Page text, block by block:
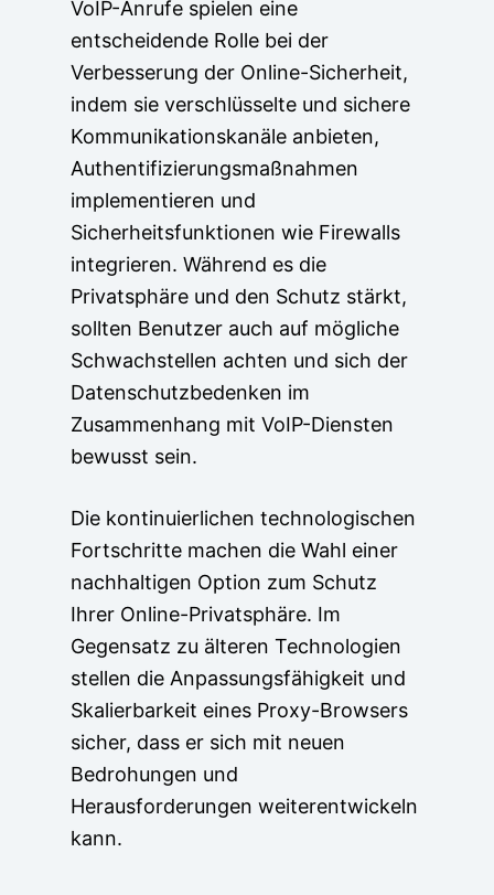
VoIP-Anrufe spielen eine
entscheidende Rolle bei der
Verbesserung der Online-Sicherheit,
indem sie verschlüsselte und sichere
Kommunikationskanäle anbieten,
Authentifizierungsmaßnahmen
implementieren und
Sicherheitsfunktionen wie Firewalls
integrieren. Während es die
Privatsphäre und den Schutz stärkt,
sollten Benutzer auch auf mögliche
Schwachstellen achten und sich der
Datenschutzbedenken im
Zusammenhang mit VoIP-Diensten
bewusst sein.
Die kontinuierlichen technologischen
Fortschritte machen die Wahl einer
nachhaltigen Option zum Schutz
Ihrer Online-Privatsphäre. Im
Gegensatz zu älteren Technologien
stellen die Anpassungsfähigkeit und
Skalierbarkeit eines Proxy-Browsers
sicher, dass er sich mit neuen
Bedrohungen und
Herausforderungen weiterentwickeln
kann.